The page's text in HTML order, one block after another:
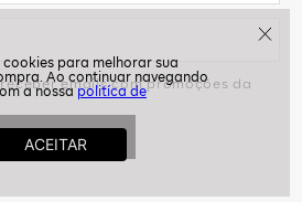
politíca de
emails com promoções da
ASSINAR